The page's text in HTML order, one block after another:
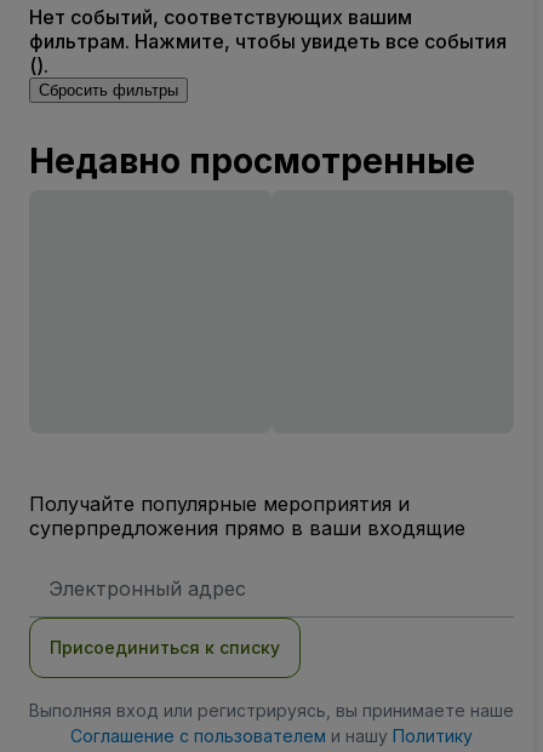
Нет событий, соответствующих вашим
фильтрам. Нажмите, чтобы увидеть все события
().
Сбросить фильтры
Недавно просмотренные
Получайте популярные мероприятия и
суперпредложения прямо в ваши входящие
электронной
Присоединиться к списку
Выполняя вход или регистрируясь, вы принимаете наше
Соглашение с пользователем и нашу Политику